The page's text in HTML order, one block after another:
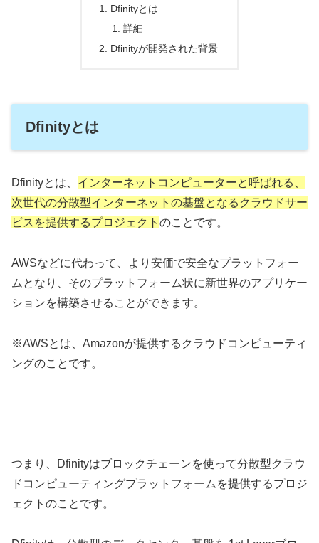
Dfinityとは
詳細
Dfinityが開発された背景
Dfinityとは
Dfinityとは、 インターネットコンピューターと呼ばれる、
次世代の分散型インターネットの基盤となるクラウドサー
ビスを提供するプロジェクト のことです。
AWSなどに代わって、より安価で安全なプラットフォー
ムとなり、そのプラットフォーム状に新世界のアプリケー
ションを構築させることができます。
※AWSとは、Amazonが提供するクラウドコンピューティ
ングのことです。
つまり、Dfinityはブロックチェーンを使って分散型クラウ
ドコンピューティングプラットフォームを提供するプロジ
ェクトのことです。